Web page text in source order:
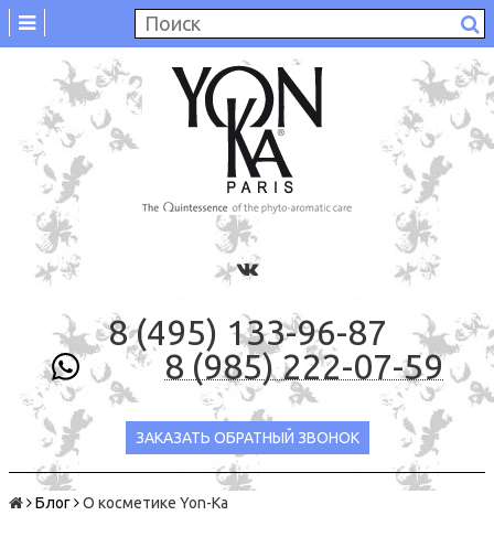
8 (495) 133-96-87
8 (985) 222-07-59
ЗАКАЗАТЬ ОБРАТНЫЙ ЗВОНОК
Блог О косметике Yon-Ka